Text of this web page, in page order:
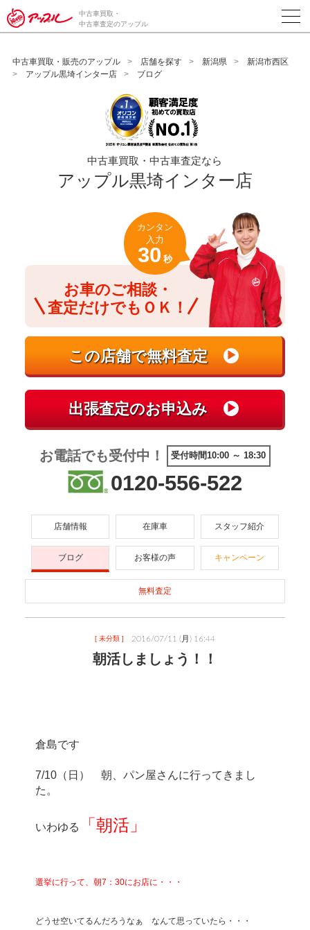
/*ABテスト_新規査定フォームの為のCVボタン*/
中古車買取・
中古車査定のアップル
中古車買取・販売のアップル 店舗を探す 新潟県
新潟市西区
アップル黒埼インター店
ブログ
中古車買取・中古車査定なら
アップル黒埼インター店
お車のご相談・
査定だけでもＯＫ！
カンタン
入力
30 秒
お電話でも受付中！ 受付時間10:00 ～ 18:30
0120-556-522
店舗情報 在庫車 スタッフ紹介
ブログ お客様の声 キャンペーン
無料査定
[ 未分類 ] 2016/07/11 (月) 16:44
朝活しましょう！！
倉島です
7/10（日）　朝、パン屋さんに行ってきまし
た。
いわゆる 「朝活」
選挙に行って、朝7：30にお店に・・・
どうせ空いてるんだろうなぁ　なんて思っていたら・・・